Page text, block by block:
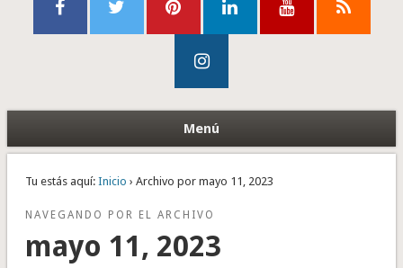
Menú
Tu estás aquí: Inicio › Archivo por mayo 11, 2023
NAVEGANDO POR EL ARCHIVO
mayo 11, 2023